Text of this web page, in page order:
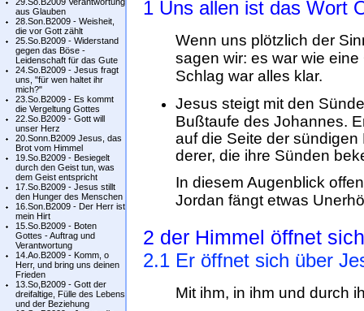
aus Glauben
28.Son.B2009 - Weisheit,
die vor Gott zählt
25.So.B2009 - Widerstand
gegen das Böse -
Leidenschaft für das Gute
24.So.B2009 - Jesus fragt
uns, "für wen haltet ihr
mich?"
23.So.B2009 - Es kommt
die Vergeltung Gottes
22.So.B2009 - Gott will
unser Herz
20.Sonn.B2009 Jesus, das
Brot vom Himmel
19.So.B2009 - Besiegelt
durch den Geist tun, was
dem Geist entspricht
17.So.B2009 - Jesus stillt
den Hunger des Menschen
16.Son.B2009 - Der Herr ist
mein Hirt
15.So.B2009 - Boten
Gottes - Auftrag und
Verantwortung
14.Ao.B2009 - Komm, o
Herr, und bring uns deinen
Frieden
13.So,B2009 - Gott der
dreifaltige, Fülle des Lebens
und der Beziehung
1 Uns allen ist das Wort
Wenn uns plötzlich der
sagen wir: es war wie
Schlag war alles klar.
Jesus steigt mit den
Bußtaufe des Johannes.
auf die Seite der
derer, die ihre Sünden
In diesem Augenblick
Jordan fängt etwas
2 der Himmel öffnet
2.1 Er öffnet sich über
Mit ihm, in ihm und durch